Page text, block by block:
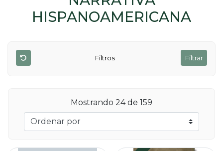
HISPANOAMERICANA
Filtros Filtrar
Mostrando 24 de 159